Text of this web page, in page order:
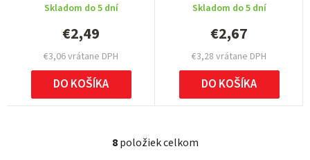
Skladom do 5 dní
€3,06 vrátane DPH
€2,49
DO KOŠÍKA
Skladom do 5 dní
€3,28 vrátane DPH
€2,67
DO KOŠÍKA
O
8položiek celkom